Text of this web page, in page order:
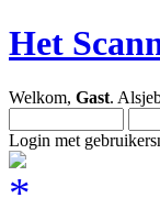
Het
Welkom, Gast.
Login met